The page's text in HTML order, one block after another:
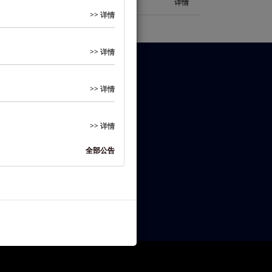
详情
>> 详情
>> 详情
>> 详情
>> 详情
全部公告